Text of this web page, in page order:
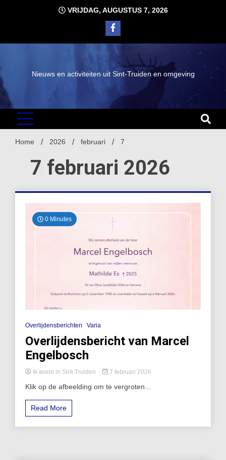
VRIJDAG, AUGUSTUS 7, 2026
Nieuws en activiteiten uit Sint-Truiden en omgeving
Home 2026 februari 7
7 februari 2026
0 Minutes
Overlijdensberichten Varia
Overlijdensbericht van Marcel
Engelbosch
Ik woon in Sint-Truiden 7 februari 2026
Klik op de afbeelding om te vergroten...
Read More